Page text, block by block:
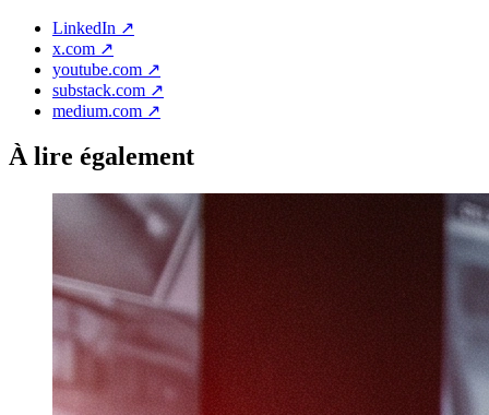
LinkedIn ↗
x.com ↗
youtube.com ↗
substack.com ↗
medium.com ↗
À lire également